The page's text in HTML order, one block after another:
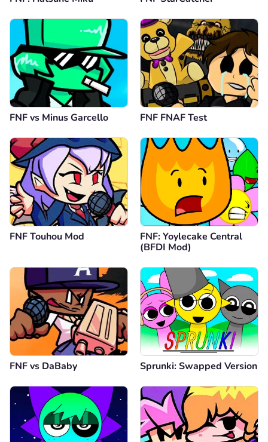
FNF vs Minus Garcello FNF FNAF Test
FNF Touhou Mod
FNF: Yoylecake Central
(BFDI Mod)
FNF vs DaBaby Sprunki: Swapped Version